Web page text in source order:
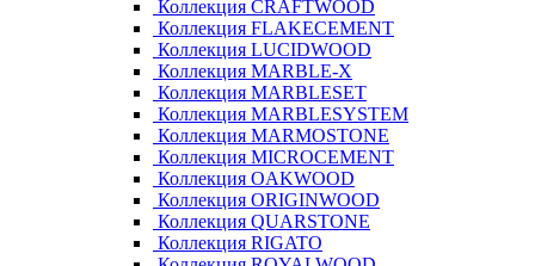
Коллекция CRAFTWOOD
Коллекция FLAKECEMENT
Коллекция LUCIDWOOD
Коллекция MARBLE-X
Коллекция MARBLESET
Коллекция MARBLESYSTEM
Коллекция MARMOSTONE
Коллекция MICROCEMENT
Коллекция OAKWOOD
Коллекция ORIGINWOOD
Коллекция QUARSTONE
Коллекция RIGATO